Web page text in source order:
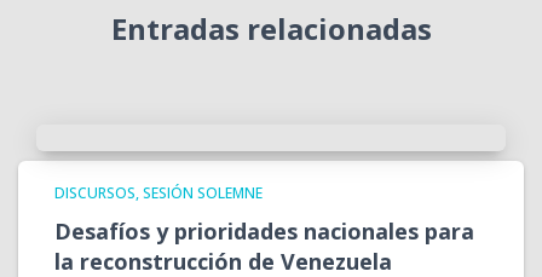
Entradas relacionadas
DISCURSOS SESIÓN SOLEMNE
Desafíos y prioridades nacionales para
la reconstrucción de Venezuela